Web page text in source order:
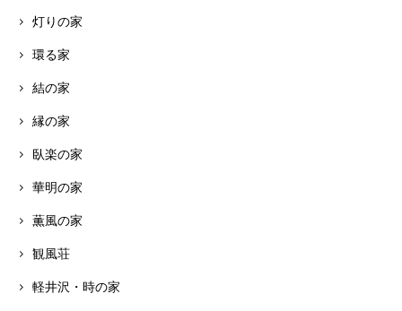
灯りの家
環る家
結の家
縁の家
臥楽の家
華明の家
薫風の家
観風荘
軽井沢・時の家